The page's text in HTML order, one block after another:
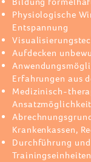
Physiologische
Entspannung
Aufdecken
Erfahrungen aus
Medizinisch-
Krankenkassen,
Durchführung
Trainingseinheiten